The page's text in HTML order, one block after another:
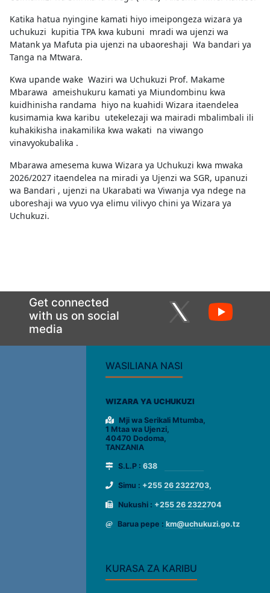
Katika hatua nyingine kamati hiyo imeipongeza wizara ya
uchukuzi kupitia TPA kwa kubuni mradi wa ujenzi wa
Matank ya Mafuta pia ujenzi na ubaoreshaji Wa bandari ya
Tanga na Mtwara.
Kwa upande wake Waziri wa Uchukuzi Prof. Makame
Mbarawa ameishukuru kamati ya Miundombinu kwa
kuidhinisha randama hiyo na kuahidi Wizara itaendelea
kusimamia kwa karibu utekelezaji wa mairadi mbalimbali ili
kuhakikisha inakamilika kwa wakati na viwango
vinavyokubalika .
Mbarawa amesema kuwa Wizara ya Uchukuzi kwa mwaka
2026/2027 itaendelea na miradi ya Ujenzi wa SGR, upanuzi
wa Bandari , ujenzi na Ukarabati wa Viwanja vya ndege na
uboreshaji wa vyuo vya elimu vilivyo chini ya Wizara ya
Uchukuzi.
Get connected
with us on social
media
WASILIANA NASI
WIZARA YA UCHUKUZI
Mji wa Serikali Mtumba,
1 Mtaa wa Ujenzi,
40470 Dodoma,
TANZANIA
S.L.P : 638
Simu : +255 26 2322703,
Nukushi : +255 26 2322704
Barua pepe : km@uchukuzi.go.tz
KURASA ZA KARIBU